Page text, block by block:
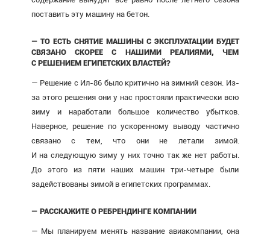
поставить эту машину на бетон.
— ТО ЕСТЬ СНЯТИЕ МАШИНЫ С ЭКСПЛУАТАЦИИ БУДЕТ
СВЯЗАНО СКОРЕЕ С НАШИМИ РЕАЛИЯМИ, ЧЕМ
С РЕШЕНИЕМ ЕГИПЕТСКИХ ВЛАСТЕЙ?
— Решение с Ил-86 было критично на зимний сезон. Из-
за этого решения они у нас простояли практически всю
зиму и наработали большое количество убытков.
Наверное, решение по ускоренному выводу частично
связано с тем, что они не летали зимой.
И на следующую зиму у них точно так же нет работы.
До этого из пяти наших машин три-четыре были
задействованы зимой в египетских программах.
— РАССКАЖИТЕ О РЕБРЕНДИНГЕ КОМПАНИИ
— Мы планируем менять название авиакомпании, она